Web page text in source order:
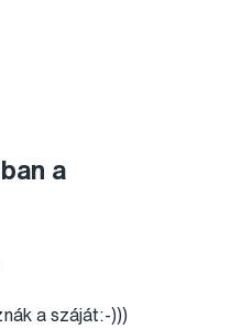
a
a száját:-)))